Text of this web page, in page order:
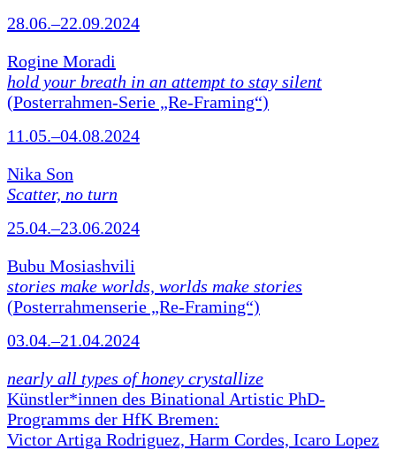
28.06.–22.09.2024
Rogine Moradi
hold your breath in an attempt to stay silent
(Posterrahmen-Serie „Re-Framing“)
11.05.–04.08.2024
Nika Son
Scatter, no turn
25.04.–23.06.2024
Bubu Mosiashvili
stories make worlds, worlds make stories
(Posterrahmenserie „Re-Framing“)
03.04.–21.04.2024
nearly all types of honey crystallize
Künstler*innen des Binational Artistic PhD-
Programms der HfK Bremen:
Victor Artiga Rodriguez, Harm Cordes, Icaro Lopez